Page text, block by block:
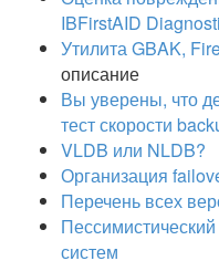
IBFirstAID
Утилита GBAK,
описание
Вы уверены, что
тест скорости
VLDB или NLDB?
Организация
Перечень всех
систем